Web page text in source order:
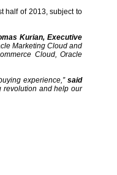
half of 2013, subject to
Kurian, Executive
Marketing Cloud and
Cloud, Oracle
experience,” said
revolution and help our